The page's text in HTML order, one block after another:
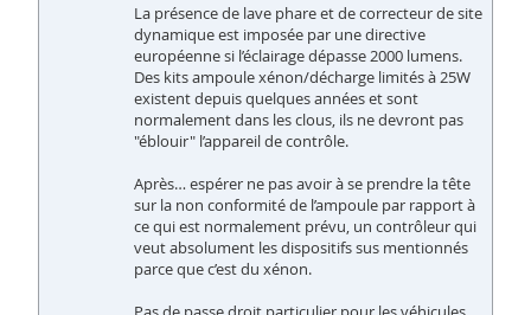
La présence de lave phare et de correcteur de site
dynamique est imposée par une directive
européenne si l’éclairage dépasse 2000 lumens.
Des kits ampoule xénon/décharge limités à 25W
existent depuis quelques années et sont
normalement dans les clous, ils ne devront pas
"éblouir" l’appareil de contrôle.
Après… espérer ne pas avoir à se prendre la tête
sur la non conformité de l’ampoule par rapport à
ce qui est normalement prévu, un contrôleur qui
veut absolument les dispositifs sus mentionnés
parce que c’est du xénon.